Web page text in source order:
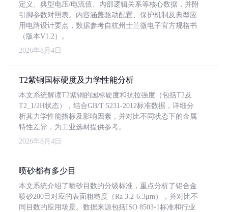
定义、典型电压/电流值、内部逻辑关系等核心数据，并附
引脚参数对照表。内容涵盖驱动配置、保护机制及典型应
用电路设计要点，数据参考自杭州士兰微电子官方规格书
（版本V1.2）。
2026年8月4日
T2紫铜国标硬度及力学性能分析
本文系统解读T2紫铜的国标硬度和抗拉强度（包括T2及
T2_1/2H状态），结合GB/T 5231-2012标准数据，详细分
析其力学性能指标及影响因素，并对比不同状态下的金属
特性差异，为工业选材提供参考。
2026年8月4日
喷砂都有多少目
本文系统介绍了喷砂目数的分级标准，重点分析了铝合金
喷砂200目对应的表面粗糙度（Ra 3.2-6.3μm），并对比不
同目数的应用场景。数据来源包括ISO 8503-1标准和行业